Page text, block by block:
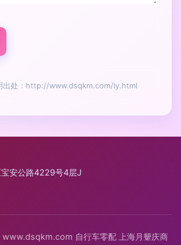
出处：http://www.dsqkm.com/ly.html
安公路4229号4层J
www.dsqkm.com 自行车零配 上海月颦庆商